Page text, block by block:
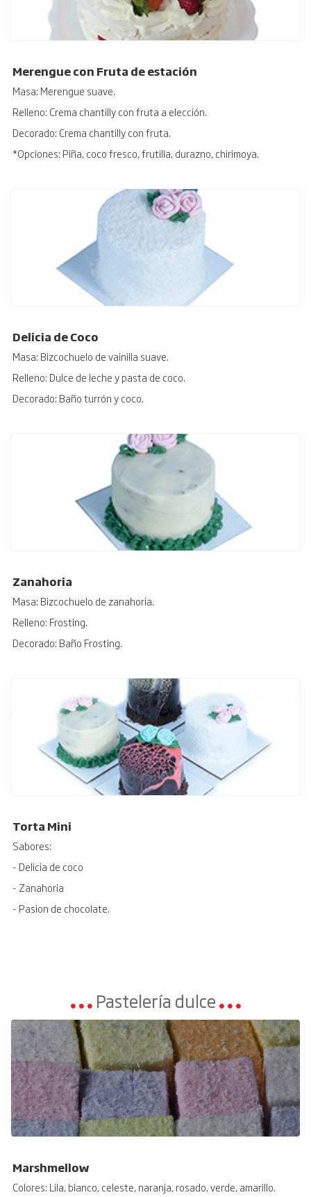
Merengue con Fruta de estación
Masa: Merengue suave.
Relleno: Crema chantilly con fruta a elección.
Decorado: Crema chantilly con fruta.
*Opciones: Piña, coco fresco, frutilla, durazno, chirimoya.
Delicia de Coco
Masa: Bizcochuelo de vainilla suave.
Relleno: Dulce de leche y pasta de coco.
Decorado: Baño turrón y coco.
Zanahoria
Masa: Bizcochuelo de zanahoria.
Relleno: Frosting.
Decorado: Baño Frosting.
Torta Mini
Sabores:
- Delicia de coco
- Zanahoria
- Pasion de chocolate.
Pastelería dulce
Marshmellow
Colores: Lila, blanco, celeste, naranja, rosado, verde, amarillo.